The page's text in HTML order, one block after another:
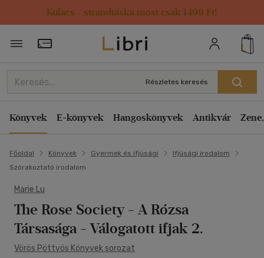
Kulacs / strandtáska most csak 1499 Ft!
Törzsvásárlói Kártya adatai
Részletes keresés
Könyvek E-könyvek Hangoskönyvek Antikvár
Főoldal Könyvek Gyermek és ifjúsági
Ifjúsági irodalom
Szórakoztató irodalom
Marie Lu
The Rose Society - A Rózsa
Társasága - Válogatott ifjak 2.
Vörös Pöttyös Könyvek sorozat